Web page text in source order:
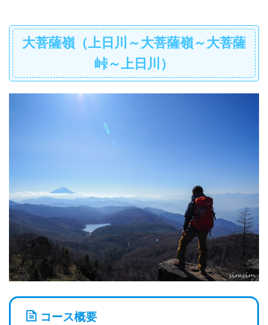
大菩薩嶺（上日川～大菩薩嶺～大菩薩
峠～上日川）
コース概要